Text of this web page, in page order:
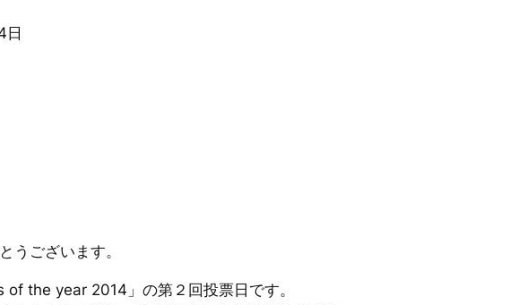
日
うございます。
of the year 2014」の第２回投票日です。